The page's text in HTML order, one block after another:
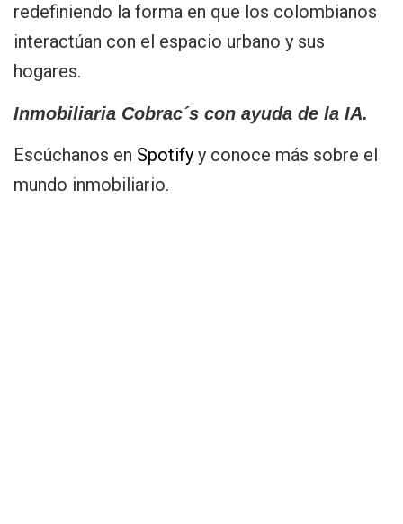
redefiniendo la forma en que los colombianos
interactúan con el espacio urbano y sus
hogares.
Inmobiliaria Cobrac´s con ayuda de la IA.
Escúchanos en Spotify y conoce más sobre el
mundo inmobiliario.